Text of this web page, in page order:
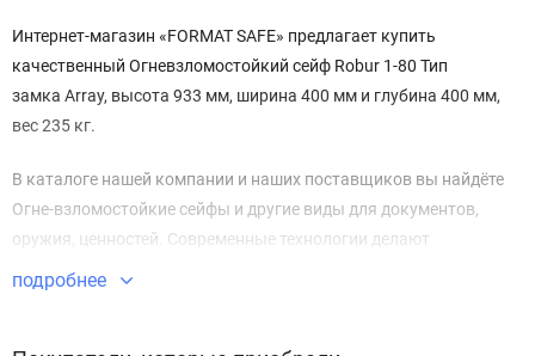
Интернет-магазин «FORMAT SAFE» предлагает купить
качественный Огневзломостойкий сейф Robur 1-80 Тип
замка Array, высота 933 мм, ширина 400 мм и глубина 400 мм,
вес 235 кг.
В каталоге нашей компании и наших поставщиков вы найдёте
Огне-взломостойкие сейфы и другие виды для документов,
оружия, ценностей. Современные технологии делают
Огневзломостойкий сейф Robur 1-80 безупречным в плане
подробнее